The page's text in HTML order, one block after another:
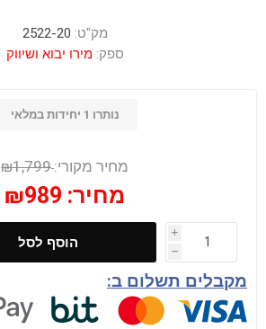
מק"ט: 2522-20
ספק: מירו יבוא ושיווק
נותרו 1 יחידות במלאי
מחיר מקורי: ₪1,799
מחיר: ₪989
i
h
הוסף לסל
מקבלים תשלום ב: